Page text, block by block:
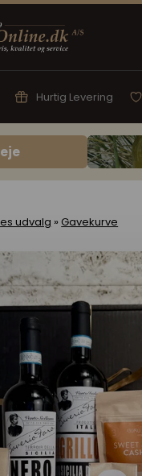
Hurtig Levering
udvalg »Gavekurve